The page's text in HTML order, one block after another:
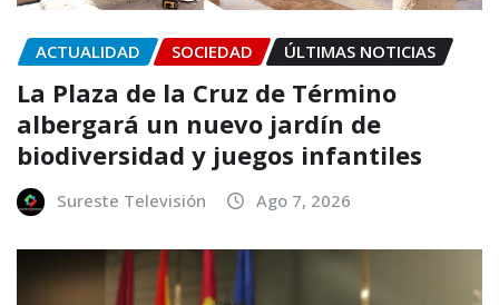
ACTUALIDAD SOCIEDAD ÚLTIMAS NOTICIAS
La Plaza de la Cruz de Término
albergará un nuevo jardín de
biodiversidad y juegos infantiles
Sureste Televisión Ago 7, 2026